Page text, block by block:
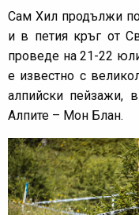
Сам Хил продължи
и в петия кръг от
проведе на 21-22
е известно с
алпийски пейзажи,
Алпите – Мон Блан.